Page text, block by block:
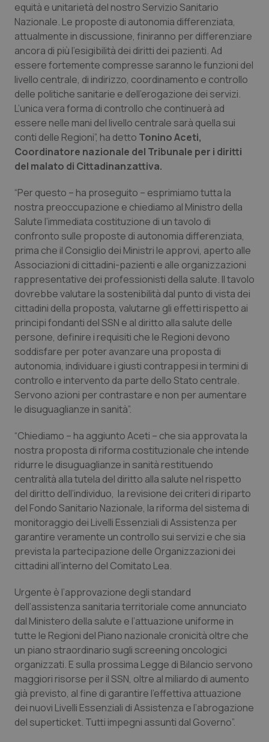
Provincia Autonoma di Trento
Puglia
Sardegna
Sicilia
Toscana
Umbria
Valle D’Aosta
Veneto
Ipertensione & Scompenso
Malattie rare
Malattia di Crohn & Rettocolite Ulcerosa
Neuroscienze & patologie neurodegenerative
Obesità
Oftalmologia
Oncodermatologia
Oncoematologia
Oncologia & Nutrizione
Psoriasi & pelle
Quotidiano Cardiologia
Quotidiano Chirurgia
Quotidiano Oncologia
Rene & patologie urogenitali
Salute orale & impianti
Sangue & coagulazione
Tiroide
Tumore ovarico
Tumori del Polmone & Testa Collo
Tumori gastrointestinali
Ulcera & Reflusso
equità e unitarietà del nostro Servizio Sanitario
Nazionale. Le proposte di autonomia differenziata,
attualmente in discussione, finiranno per differenziare
ancora di più l’esigibilità dei diritti dei pazienti. Ad
essere fortemente compresse saranno le funzioni del
livello centrale, di indirizzo, coordinamento e controllo
delle politiche sanitarie e dell’erogazione dei servizi.
L’unica vera forma di controllo che continuerà ad
essere nelle mani del livello centrale sarà quella sui
conti delle Regioni”, ha detto Tonino Aceti,
Coordinatore nazionale del Tribunale per i diritti
del malato di Cittadinanzattiva.
“Per questo – ha proseguito – esprimiamo tutta la
nostra preoccupazione e chiediamo al Ministro della
Salute l’immediata costituzione di un tavolo di
confronto sulle proposte di autonomia differenziata,
prima che il Consiglio dei Ministri le approvi, aperto alle
Associazioni di cittadini-pazienti e alle organizzazioni
rappresentative dei professionisti della salute. Il tavolo
dovrebbe valutare la sostenibilità dal punto di vista dei
cittadini della proposta, valutarne gli effetti rispetto ai
principi fondanti del SSN e al diritto alla salute delle
persone, definire i requisiti che le Regioni devono
soddisfare per poter avanzare una proposta di
autonomia, individuare i giusti contrappesi in termini di
controllo e intervento da parte dello Stato centrale.
Servono azioni per contrastare e non per aumentare
le disuguaglianze in sanità”.
“Chiediamo – ha aggiunto Aceti – che sia approvata la
nostra proposta di riforma costituzionale che intende
ridurre le disuguaglianze in sanità restituendo
centralità alla tutela del diritto alla salute nel rispetto
del diritto dell’individuo, la revisione dei criteri di riparto
del Fondo Sanitario Nazionale, la riforma del sistema di
monitoraggio dei Livelli Essenziali di Assistenza per
garantire veramente un controllo sui servizi e che sia
prevista la partecipazione delle Organizzazioni dei
cittadini all’interno del Comitato Lea.
Urgente è l’approvazione degli standard
dell’assistenza sanitaria territoriale come annunciato
dal Ministero della salute e l’attuazione uniforme in
tutte le Regioni del Piano nazionale cronicità oltre che
un piano straordinario sugli screening oncologici
organizzati. E sulla prossima Legge di Bilancio servono
maggiori risorse per il SSN, oltre al miliardo di aumento
già previsto, al fine di garantire l’effettiva attuazione
dei nuovi Livelli Essenziali di Assistenza e l’abrogazione
del superticket. Tutti impegni assunti dal Governo”.